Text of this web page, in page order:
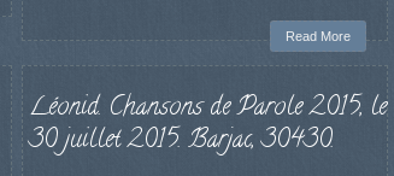
Read More
Léonid. Chansons de Parole 2015, le
30 juillet 2015. Barjac, 30430.